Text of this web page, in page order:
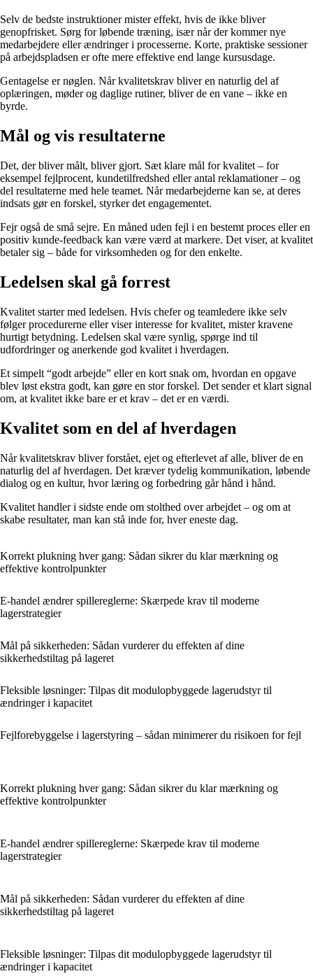
Selv de bedste instruktioner mister effekt, hvis de ikke bliver
genopfrisket. Sørg for løbende træning, især når der kommer nye
medarbejdere eller ændringer i processerne. Korte, praktiske sessioner
på arbejdspladsen er ofte mere effektive end lange kursusdage.
Gentagelse er nøglen. Når kvalitetskrav bliver en naturlig del af
oplæringen, møder og daglige rutiner, bliver de en vane – ikke en
byrde.
Mål og vis resultaterne
Det, der bliver målt, bliver gjort. Sæt klare mål for kvalitet – for
eksempel fejlprocent, kundetilfredshed eller antal reklamationer – og
del resultaterne med hele teamet. Når medarbejderne kan se, at deres
indsats gør en forskel, styrker det engagementet.
Fejr også de små sejre. En måned uden fejl i en bestemt proces eller en
positiv kunde-feedback kan være værd at markere. Det viser, at kvalitet
betaler sig – både for virksomheden og for den enkelte.
Ledelsen skal gå forrest
Kvalitet starter med ledelsen. Hvis chefer og teamledere ikke selv
følger procedurerne eller viser interesse for kvalitet, mister kravene
hurtigt betydning. Ledelsen skal være synlig, spørge ind til
udfordringer og anerkende god kvalitet i hverdagen.
Et simpelt “godt arbejde” eller en kort snak om, hvordan en opgave
blev løst ekstra godt, kan gøre en stor forskel. Det sender et klart signal
om, at kvalitet ikke bare er et krav – det er en værdi.
Kvalitet som en del af hverdagen
Når kvalitetskrav bliver forstået, ejet og efterlevet af alle, bliver de en
naturlig del af hverdagen. Det kræver tydelig kommunikation, løbende
dialog og en kultur, hvor læring og forbedring går hånd i hånd.
Kvalitet handler i sidste ende om stolthed over arbejdet – og om at
skabe resultater, man kan stå inde for, hver eneste dag.
Korrekt plukning hver gang: Sådan sikrer du klar mærkning og
effektive kontrolpunkter
E-handel ændrer spillereglerne: Skærpede krav til moderne
lagerstrategier
Mål på sikkerheden: Sådan vurderer du effekten af dine
sikkerhedstiltag på lageret
Fleksible løsninger: Tilpas dit modulopbyggede lagerudstyr til
ændringer i kapacitet
Fejlforebyggelse i lagerstyring – sådan minimerer du risikoen for fejl
Korrekt plukning hver gang: Sådan sikrer du klar mærkning og
effektive kontrolpunkter
E-handel ændrer spillereglerne: Skærpede krav til moderne
lagerstrategier
Mål på sikkerheden: Sådan vurderer du effekten af dine
sikkerhedstiltag på lageret
Fleksible løsninger: Tilpas dit modulopbyggede lagerudstyr til
ændringer i kapacitet